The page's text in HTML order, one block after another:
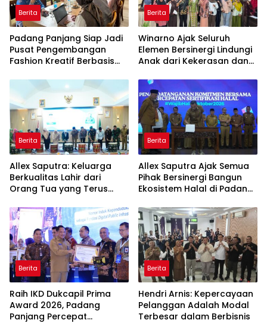
Berita
Padang Panjang Siap Jadi
Pusat Pengembangan
Fashion Kreatif Berbasis
Berita
Winarno Ajak Seluruh
Elemen Bersinergi Lindungi
Anak dari Kekerasan dan
Berita
Allex Saputra: Keluarga
Berkualitas Lahir dari
Orang Tua yang Terus
Berita
Allex Saputra Ajak Semua
Pihak Bersinergi Bangun
Ekosistem Halal di Padang
Berita
Raih IKD Dukcapil Prima
Award 2026, Padang
Panjang Percepat
Berita
Hendri Arnis: Kepercayaan
Pelanggan Adalah Modal
Terbesar dalam Berbisnis